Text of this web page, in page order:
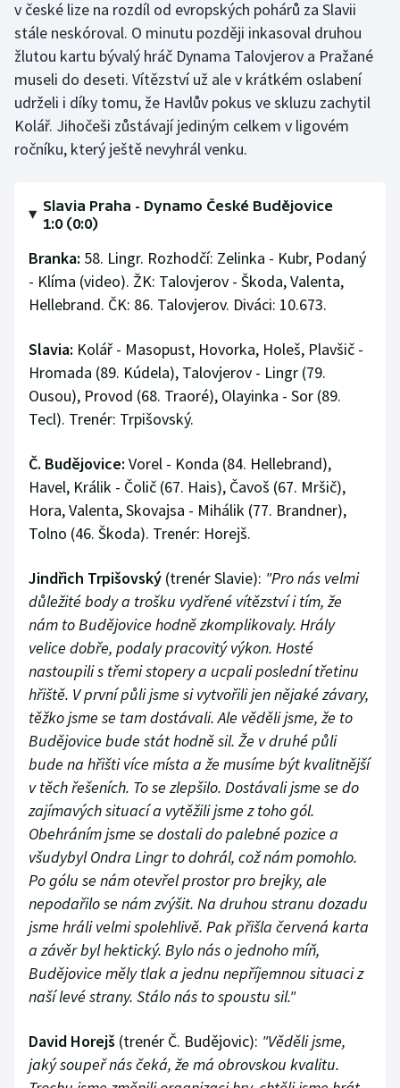
v české lize na rozdíl od evropských pohárů za Slavii
stále neskóroval. O minutu později inkasoval druhou
žlutou kartu bývalý hráč Dynama Talovjerov a Pražané
museli do deseti. Vítězství už ale v krátkém oslabení
udrželi i díky tomu, že Havlův pokus ve skluzu zachytil
Kolář. Jihočeši zůstávají jediným celkem v ligovém
ročníku, který ještě nevyhrál venku.
Slavia Praha - Dynamo České Budějovice
1:0 (0:0)
Branka: 58. Lingr. Rozhodčí: Zelinka - Kubr, Podaný
- Klíma (video). ŽK: Talovjerov - Škoda, Valenta,
Hellebrand. ČK: 86. Talovjerov. Diváci: 10.673.
Slavia: Kolář - Masopust, Hovorka, Holeš, Plavšič -
Hromada (89. Kúdela), Talovjerov - Lingr (79.
Ousou), Provod (68. Traoré), Olayinka - Sor (89.
Tecl). Trenér: Trpišovský.
Č. Budějovice: Vorel - Konda (84. Hellebrand),
Havel, Králik - Čolič (67. Hais), Čavoš (67. Mršič),
Hora, Valenta, Skovajsa - Mihálik (77. Brandner),
Tolno (46. Škoda). Trenér: Horejš.
Jindřich Trpišovský (trenér Slavie): "Pro nás velmi
důležité body a trošku vydřené vítězství i tím, že
nám to Budějovice hodně zkomplikovaly. Hrály
velice dobře, podaly pracovitý výkon. Hosté
nastoupili s třemi stopery a ucpali poslední třetinu
hřiště. V první půli jsme si vytvořili jen nějaké závary,
těžko jsme se tam dostávali. Ale věděli jsme, že to
Budějovice bude stát hodně sil. Že v druhé půli
bude na hřišti více místa a že musíme být kvalitnější
v těch řešeních. To se zlepšilo. Dostávali jsme se do
zajímavých situací a vytěžili jsme z toho gól.
Obehráním jsme se dostali do palebné pozice a
všudybyl Ondra Lingr to dohrál, což nám pomohlo.
Po gólu se nám otevřel prostor pro brejky, ale
nepodařilo se nám zvýšit. Na druhou stranu dozadu
jsme hráli velmi spolehlivě. Pak přišla červená karta
a závěr byl hektický. Bylo nás o jednoho míň,
Budějovice měly tlak a jednu nepříjemnou situaci z
naší levé strany. Stálo nás to spoustu sil."
David Horejš (trenér Č. Budějovic): "Věděli jsme,
jaký soupeř nás čeká, že má obrovskou kvalitu.